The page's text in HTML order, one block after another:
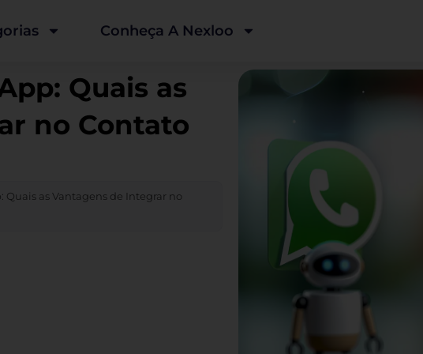
Conheça A Nexloo
Quais as
no Contato
Quais as Vantagens de Integrar no